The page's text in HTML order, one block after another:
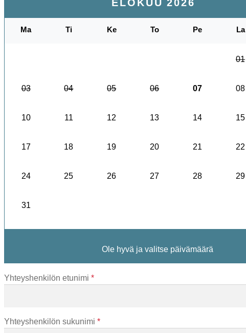
ELOKUU 2026
Ma Ti Ke To Pe La
01
03 04 05 06 07 08
10 11 12 13 14 15
17 18 19 20 21 22
24 25 26 27 28 29
31
Ole hyvä ja valitse päivämäärä
Yhteyshenkilön etunimi *
Yhteyshenkilön sukunimi *